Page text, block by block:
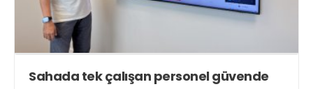
Sahada tek çalışan personel güvende